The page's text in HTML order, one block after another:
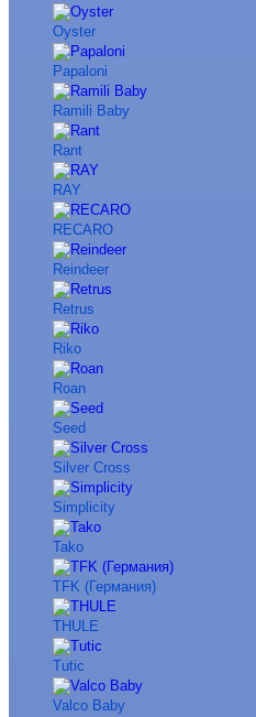
Oyster
Papaloni
Ramili Baby
Rant
RAY
RECARO
Reindeer
Retrus
Riko
Roan
Seed
Silver Cross
Simplicity
Tako
TFK (Германия)
THULE
Tutic
Valco Baby